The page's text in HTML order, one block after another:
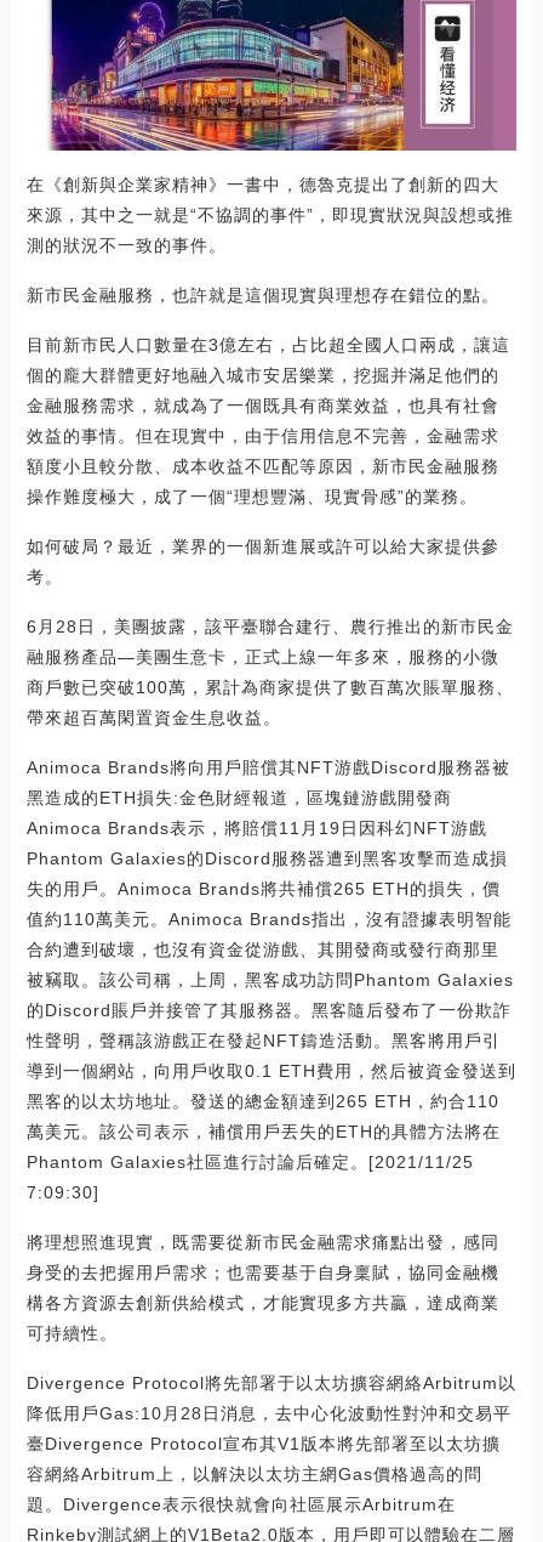
在《創新與企業家精神》一書中，德魯克提出了創新的四大
來源，其中之一就是“不協調的事件”，即現實狀況與設想或推
測的狀況不一致的事件。
新市民金融服務，也許就是這個現實與理想存在錯位的點。
目前新市民人口數量在3億左右，占比超全國人口兩成，讓這
個的龐大群體更好地融入城市安居樂業，挖掘并滿足他們的
金融服務需求，就成為了一個既具有商業效益，也具有社會
效益的事情。但在現實中，由于信用信息不完善，金融需求
額度小且較分散、成本收益不匹配等原因，新市民金融服務
操作難度極大，成了一個“理想豐滿、現實骨感”的業務。
如何破局？最近，業界的一個新進展或許可以給大家提供參
考。
6月28日，美團披露，該平臺聯合建行、農行推出的新市民金
融服務產品—美團生意卡，正式上線一年多來，服務的小微
商戶數已突破100萬，累計為商家提供了數百萬次賬單服務、
帶來超百萬閑置資金生息收益。
Animoca Brands將向用戶賠償其NFT游戲Discord服務器被
黑造成的ETH損失:金色財經報道，區塊鏈游戲開發商
Animoca Brands表示，將賠償11月19日因科幻NFT游戲
Phantom Galaxies的Discord服務器遭到黑客攻擊而造成損
失的用戶。Animoca Brands將共補償265 ETH的損失，價
值約110萬美元。Animoca Brands指出，沒有證據表明智能
合約遭到破壞，也沒有資金從游戲、其開發商或發行商那里
被竊取。該公司稱，上周，黑客成功訪問Phantom Galaxies
的Discord賬戶并接管了其服務器。黑客隨后發布了一份欺詐
性聲明，聲稱該游戲正在發起NFT鑄造活動。黑客將用戶引
導到一個網站，向用戶收取0.1 ETH費用，然后被資金發送到
黑客的以太坊地址。發送的總金額達到265 ETH，約合110
萬美元。該公司表示，補償用戶丟失的ETH的具體方法將在
Phantom Galaxies社區進行討論后確定。[2021/11/25
7:09:30]
將理想照進現實，既需要從新市民金融需求痛點出發，感同
身受的去把握用戶需求；也需要基于自身稟賦，協同金融機
構各方資源去創新供給模式，才能實現多方共贏，達成商業
可持續性。
Divergence Protocol將先部署于以太坊擴容網絡Arbitrum以
降低用戶Gas:10月28日消息，去中心化波動性對沖和交易平
臺Divergence Protocol宣布其V1版本將先部署至以太坊擴
容網絡Arbitrum上，以解決以太坊主網Gas價格過高的問
題。Divergence表示很快就會向社區展示Arbitrum在
Rinkeby測試網上的V1Beta2.0版本，用戶即可以體驗在二層